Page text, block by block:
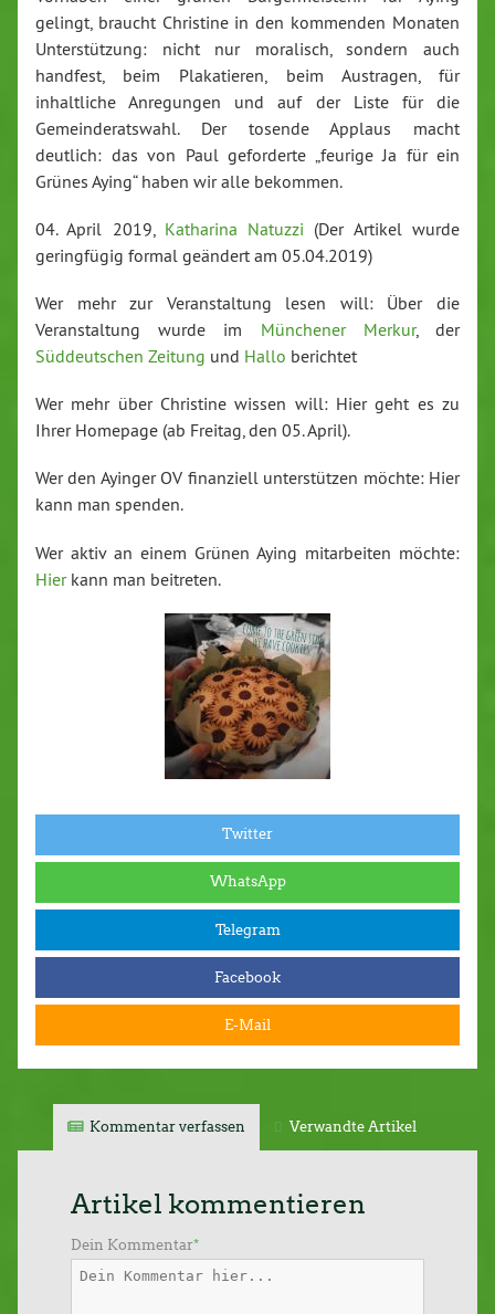
gelingt, braucht Christine in den kommenden Monaten
Unterstützung: nicht nur moralisch, sondern auch
handfest, beim Plakatieren, beim Austragen, für
inhaltliche Anregungen und auf der Liste für die
Gemeinderatswahl. Der tosende Applaus macht
deutlich: das von Paul geforderte „feurige Ja für ein
Grünes Aying“ haben wir alle bekommen.
04. April 2019, Katharina Natuzzi (Der Artikel wurde
geringfügig formal geändert am 05.04.2019)
Wer mehr zur Veranstaltung lesen will: Über die
Veranstaltung wurde im Münchener Merkur, der
Süddeutschen Zeitung und Hallo berichtet
Wer mehr über Christine wissen will: Hier geht es zu
Ihrer Homepage (ab Freitag, den 05. April).
Wer den Ayinger OV finanziell unterstützen möchte: Hier
kann man spenden.
Wer aktiv an einem Grünen Aying mitarbeiten möchte:
Hierkann man beitreten.
Twitter
WhatsApp
Telegram
Facebook
E-Mail
Kommentar verfassen Verwandte Artikel
Artikel kommentieren
Dein Kommentar*